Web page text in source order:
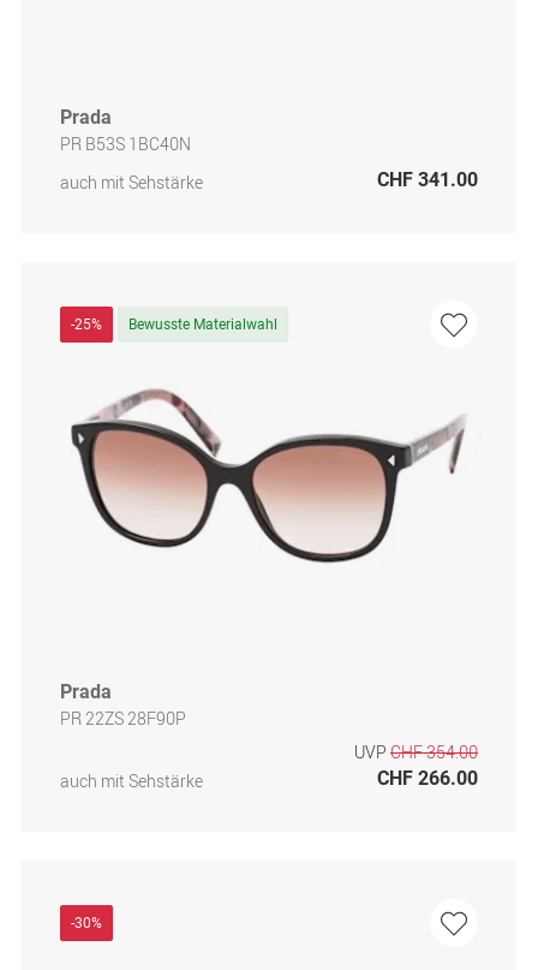
Prada
PR B53S 1BC40N
auch mit Sehstärke
CHF 341.00
-25% Bewusste Materialwahl
Prada
PR 22ZS 28F90P
auch mit Sehstärke
UVP CHF 354.00
CHF 266.00
-30%